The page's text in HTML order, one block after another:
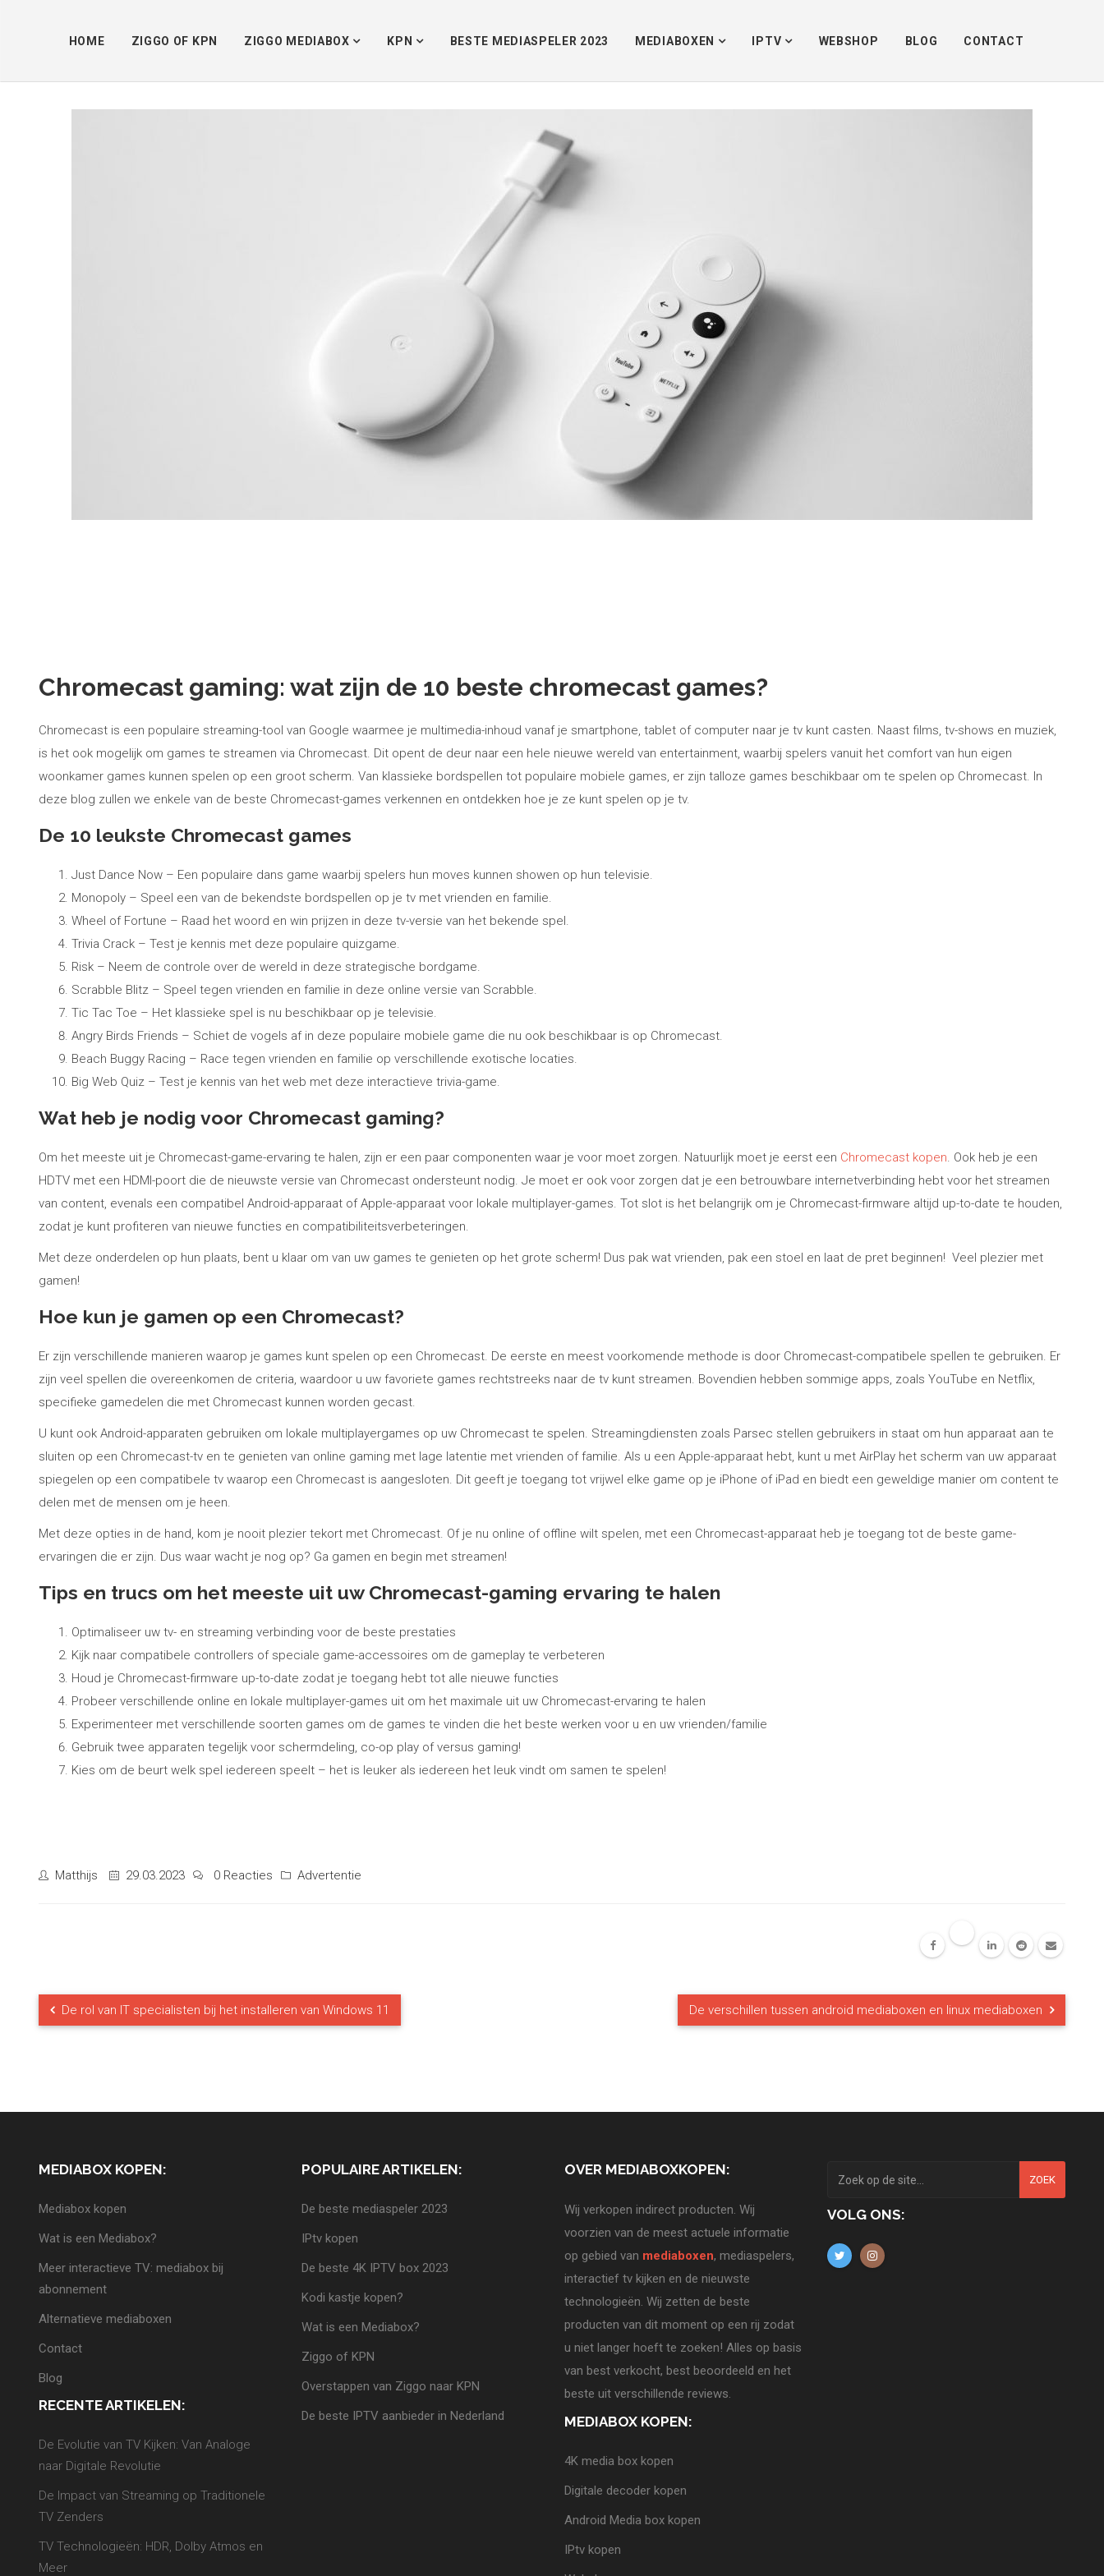
HOME ZIGGO OF KPN ZIGGO MEDIABOX KPN BESTE MEDIASPELER 2023 MEDIABOXEN IPTV WEBSHOP BLOG CONTACT
Chromecast gaming: wat zijn de 10 beste chromecast games?
Chromecast is een populaire streaming-tool van Google waarmee je multimedia-inhoud vanaf je smartphone, tablet of computer naar je tv kunt casten. Naast films, tv-shows en muziek,
is het ook mogelijk om games te streamen via Chromecast. Dit opent de deur naar een hele nieuwe wereld van entertainment, waarbij spelers vanuit het comfort van hun eigen
woonkamer games kunnen spelen op een groot scherm. Van klassieke bordspellen tot populaire mobiele games, er zijn talloze games beschikbaar om te spelen op Chromecast. In
deze blog zullen we enkele van de beste Chromecast-games verkennen en ontdekken hoe je ze kunt spelen op je tv.
De 10 leukste Chromecast games
Just Dance Now – Een populaire dans game waarbij spelers hun moves kunnen showen op hun televisie.
Monopoly – Speel een van de bekendste bordspellen op je tv met vrienden en familie.
Wheel of Fortune – Raad het woord en win prijzen in deze tv-versie van het bekende spel.
Trivia Crack – Test je kennis met deze populaire quizgame.
Risk – Neem de controle over de wereld in deze strategische bordgame.
Scrabble Blitz – Speel tegen vrienden en familie in deze online versie van Scrabble.
Tic Tac Toe – Het klassieke spel is nu beschikbaar op je televisie.
Angry Birds Friends – Schiet de vogels af in deze populaire mobiele game die nu ook beschikbaar is op Chromecast.
Beach Buggy Racing – Race tegen vrienden en familie op verschillende exotische locaties.
Big Web Quiz – Test je kennis van het web met deze interactieve trivia-game.
Wat heb je nodig voor Chromecast gaming?
Om het meeste uit je Chromecast-game-ervaring te halen, zijn er een paar componenten waar je voor moet zorgen. Natuurlijk moet je eerst een Chromecast kopen. Ook heb je een
HDTV met een HDMI-poort die de nieuwste versie van Chromecast ondersteunt nodig. Je moet er ook voor zorgen dat je een betrouwbare internetverbinding hebt voor het streamen
van content, evenals een compatibel Android-apparaat of Apple-apparaat voor lokale multiplayer-games. Tot slot is het belangrijk om je Chromecast-firmware altijd up-to-date te houden,
zodat je kunt profiteren van nieuwe functies en compatibiliteitsverbeteringen.
Met deze onderdelen op hun plaats, bent u klaar om van uw games te genieten op het grote scherm! Dus pak wat vrienden, pak een stoel en laat de pret beginnen! Veel plezier met
gamen!
Hoe kun je gamen op een Chromecast?
Er zijn verschillende manieren waarop je games kunt spelen op een Chromecast. De eerste en meest voorkomende methode is door Chromecast-compatibele spellen te gebruiken. Er
zijn veel spellen die overeenkomen de criteria, waardoor u uw favoriete games rechtstreeks naar de tv kunt streamen. Bovendien hebben sommige apps, zoals YouTube en Netflix,
specifieke gamedelen die met Chromecast kunnen worden gecast.
U kunt ook Android-apparaten gebruiken om lokale multiplayergames op uw Chromecast te spelen. Streamingdiensten zoals Parsec stellen gebruikers in staat om hun apparaat aan te
sluiten op een Chromecast-tv en te genieten van online gaming met lage latentie met vrienden of familie. Als u een Apple-apparaat hebt, kunt u met AirPlay het scherm van uw apparaat
spiegelen op een compatibele tv waarop een Chromecast is aangesloten. Dit geeft je toegang tot vrijwel elke game op je iPhone of iPad en biedt een geweldige manier om content te
delen met de mensen om je heen.
Met deze opties in de hand, kom je nooit plezier tekort met Chromecast. Of je nu online of offline wilt spelen, met een Chromecast-apparaat heb je toegang tot de beste game-
ervaringen die er zijn. Dus waar wacht je nog op? Ga gamen en begin met streamen!
Tips en trucs om het meeste uit uw Chromecast-gaming ervaring te halen
Optimaliseer uw tv- en streaming verbinding voor de beste prestaties
Kijk naar compatibele controllers of speciale game-accessoires om de gameplay te verbeteren
Houd je Chromecast-firmware up-to-date zodat je toegang hebt tot alle nieuwe functies
Probeer verschillende online en lokale multiplayer-games uit om het maximale uit uw Chromecast-ervaring te halen
Experimenteer met verschillende soorten games om de games te vinden die het beste werken voor u en uw vrienden/familie
Gebruik twee apparaten tegelijk voor schermdeling, co-op play of versus gaming!
Kies om de beurt welk spel iedereen speelt – het is leuker als iedereen het leuk vindt om samen te spelen!
Matthijs 29.03.2023 Advertentie
0 Reacties
De rol van IT specialisten bij het installeren van Windows 11 De verschillen tussen android mediaboxen en linux mediaboxen
MEDIABOX KOPEN:
Mediabox kopen
Wat is een Mediabox?
Meer interactieve TV: mediabox bij
abonnement
Alternatieve mediaboxen
Contact
Blog
RECENTE ARTIKELEN:
De Evolutie van TV Kijken: Van Analoge
naar Digitale Revolutie
De Impact van Streaming op Traditionele
TV Zenders
TV Technologieën: HDR, Dolby Atmos en
Meer
POPULAIRE ARTIKELEN:
De beste mediaspeler 2023
IPtv kopen
De beste 4K IPTV box 2023
Kodi kastje kopen?
Wat is een Mediabox?
Ziggo of KPN
Overstappen van Ziggo naar KPN
De beste IPTV aanbieder in Nederland
OVER MEDIABOXKOPEN:
Wij verkopen indirect producten. Wij
voorzien van de meest actuele informatie
op gebied van mediaboxen, mediaspelers,
interactief tv kijken en de nieuwste
technologieën. Wij zetten de beste
producten van dit moment op een rij zodat
u niet langer hoeft te zoeken! Alles op basis
van best verkocht, best beoordeeld en het
beste uit verschillende reviews.
MEDIABOX KOPEN:
4K media box kopen
Digitale decoder kopen
Android Media box kopen
IPtv kopen
ZOEK
VOLG ONS: